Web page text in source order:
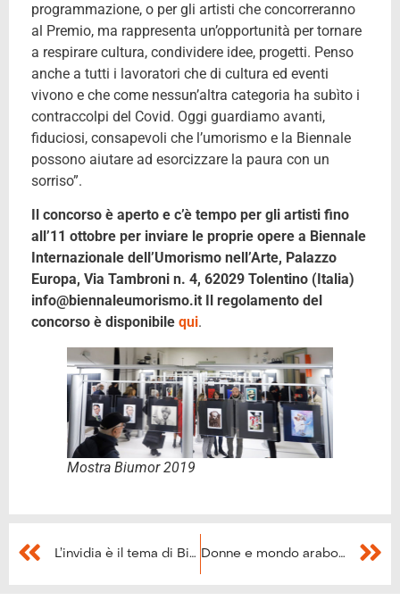
programmazione, o per gli artisti che concorreranno
al Premio, ma rappresenta un’opportunità per tornare
a respirare cultura, condividere idee, progetti. Penso
anche a tutti i lavoratori che di cultura ed eventi
vivono e che come nessun’altra categoria ha subìto i
contraccolpi del Covid. Oggi guardiamo avanti,
fiduciosi, consapevoli che l’umorismo e la Biennale
possono aiutare ad esorcizzare la paura con un
sorriso”.
Il concorso è aperto e c’è tempo per gli artisti fino
all’11 ottobre per inviare le proprie opere a Biennale
Internazionale dell’Umorismo nell’Arte, Palazzo
Europa, Via Tambroni n. 4, 62029 Tolentino (Italia)
info@biennaleumorismo.it Il regolamento del
concorso è disponibile qui.
Mostra Biumor 2019
L’invidia è il tema di Biumor 2021: 31°Biennale dell’Umorismo Donne e mondo arabo nella grafica e nel fumetto